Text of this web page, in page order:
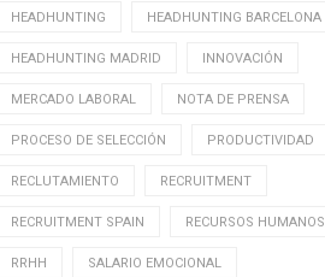
HEADHUNTING HEADHUNTING BARCELONA
HEADHUNTING MADRID INNOVACIÓN
MERCADO LABORAL NOTA DE PRENSA
PROCESO DE SELECCIÓN PRODUCTIVIDAD
RECLUTAMIENTO RECRUITMENT
RECRUITMENT SPAIN RECURSOS HUMANOS
RRHH SALARIO EMOCIONAL